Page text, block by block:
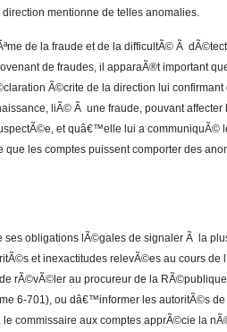
mentionne de telles anomalies.
de la fraude et de la difficultÃ© Ã
de fraudes, il apparaÃ®t important
Ã©crite de la direction lui
liÃ© Ã une fraude, pouvant
et quâ€™elle lui a communiquÃ©
les comptes puissent comporter des
ses obligations lÃ©gales de signaler Ã la
et inexactitudes relevÃ©es au cours de
rÃ©vÃ©ler au procureur de la
6-701), ou dâ€™informer les autoritÃ©s de
le commissaire aux comptes apprÃ©cie la